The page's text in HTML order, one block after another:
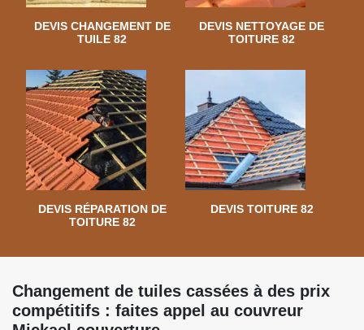
DEVIS CHANGEMENT DE
TUILE 82
DEVIS NETTOYAGE DE
TOITURE 82
DEVIS RÉPARATION DE
TOITURE 82
DEVIS TOITURE 82
Changement de tuiles cassées à des prix
compétitifs : faites appel au couvreur